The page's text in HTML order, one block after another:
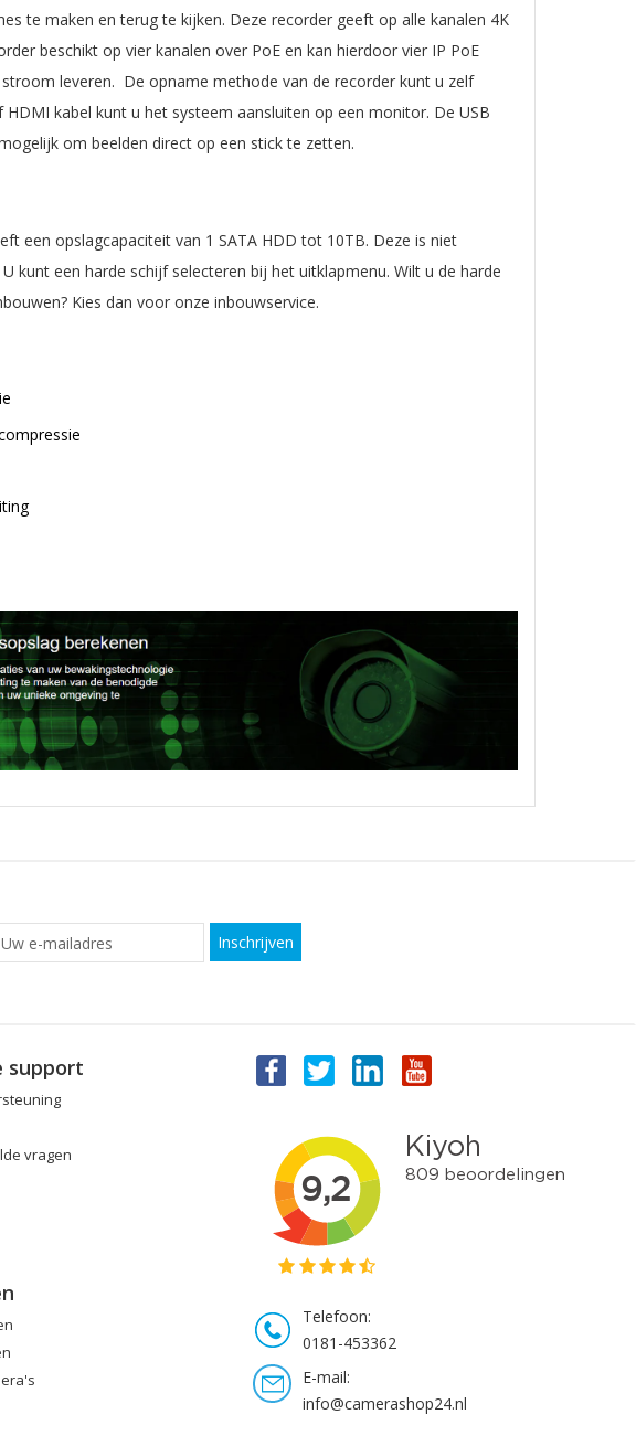
te maken en terug te kijken. Deze recorder geeft op alle kanalen 4K
beschikt op vier kanalen over PoE en kan hierdoor vier IP PoE
leveren. De opname methode van de recorder kunt u zelf
HDMI kabel kunt u het systeem aansluiten op een monitor. De USB
om beelden direct op een stick te zetten.
een opslagcapaciteit van 1 SATA HDD tot 10TB. Deze is niet
kunt een harde schijf selecteren bij het uitklapmenu. Wilt u de harde
Kies dan voor onze inbouwservice.
Inschrijven
support
vragen
Telefoon:
0181-453362
E-mail:
info@camerashop24.nl